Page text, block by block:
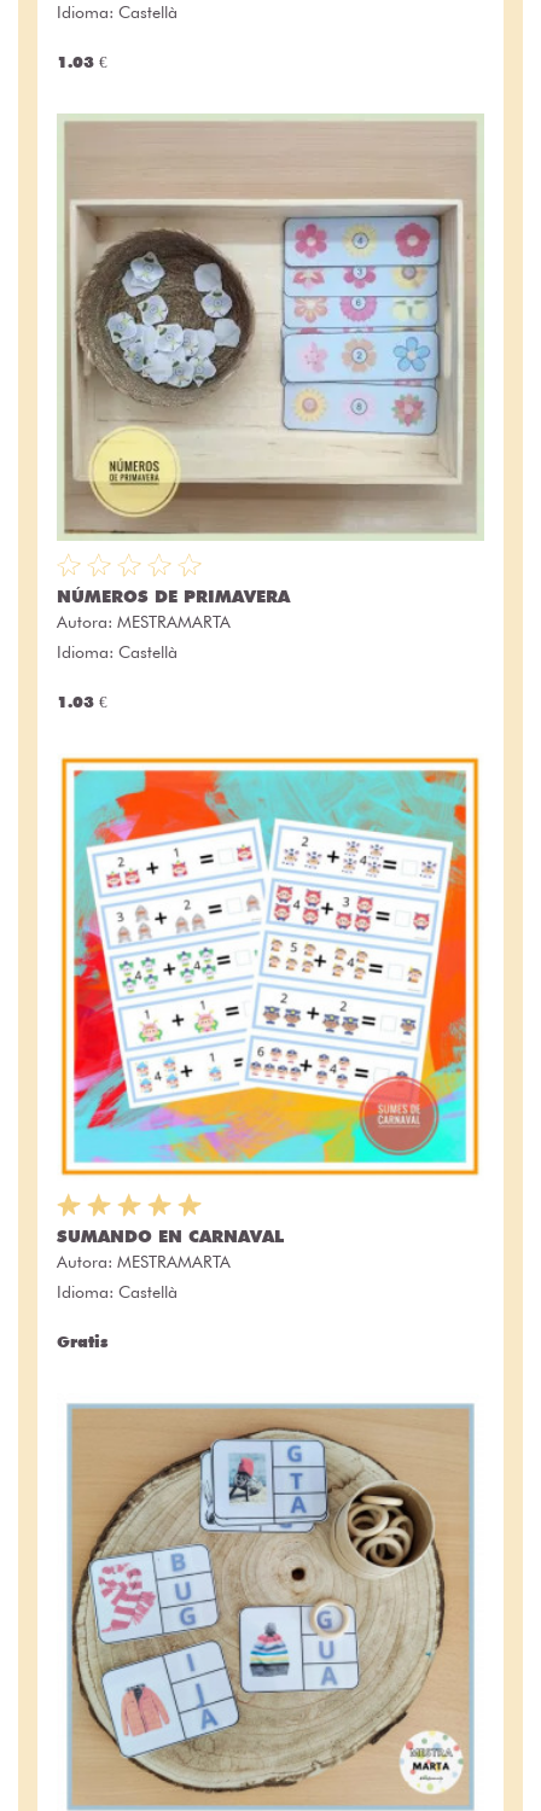
Idioma: Castellà
1.03 €
NÚMEROS DE PRIMAVERA
Autora: MESTRAMARTA
Idioma: Castellà
1.03 €
SUMANDO EN CARNAVAL
Autora: MESTRAMARTA
Idioma: Castellà
Gratis